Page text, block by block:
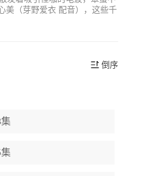
美（芽野爱衣 配音），这些千
倒序